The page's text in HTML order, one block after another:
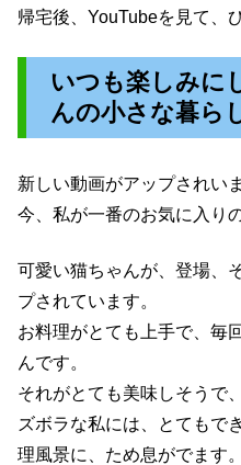
帰宅後、YouTubeを見て、
いつも楽しみに
んの小さな暮ら
新しい動画がアップされい
今、私が一番のお気に入り
可愛い猫ちゃんが、登場、
プされています。
お料理がとても上手で、毎
んです。
それがとても美味しそうで
ズボラな私には、とてもで
理風景に、ため息がでます。